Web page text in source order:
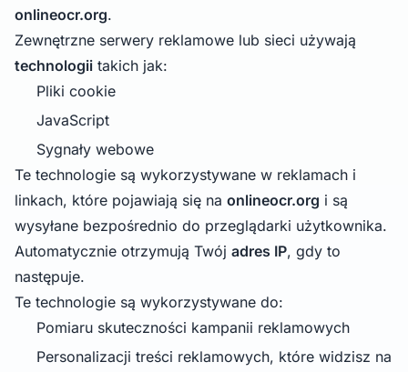
onlineocr.org.
Zewnętrzne serwery reklamowe lub sieci używają
technologii takich jak:
Pliki cookie
JavaScript
Sygnały webowe
Te technologie są wykorzystywane w reklamach i
linkach, które pojawiają się na onlineocr.org i są
wysyłane bezpośrednio do przeglądarki użytkownika.
Automatycznie otrzymują Twój adres IP, gdy to
następuje.
Te technologie są wykorzystywane do:
Pomiaru skuteczności kampanii reklamowych
Personalizacji treści reklamowych, które widzisz na